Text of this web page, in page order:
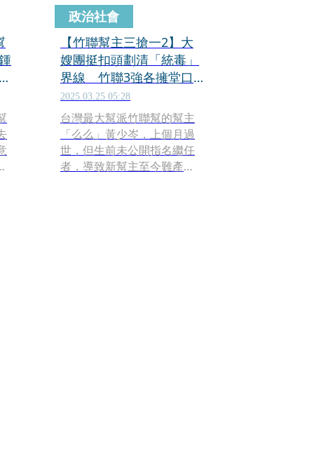
政治社會
【竹聯幫主三搶一2】大
嫂團挺扣頭劃清「統毒」
界線 竹聯3強各擁堂口
暗潮凶
2025.03.25 05:28
台灣最大幫派竹聯幫的幫主
「么么」黃少岑，上個月過
世，但生前未公開指名繼任
者，導致新幫主至今難產。